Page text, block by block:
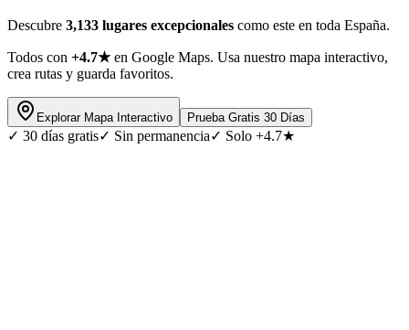
Descubre 3,133 lugares excepcionales como este en toda España.
Todos con +4.7★en Google Maps. Usa nuestro mapa interactivo,
crea rutas y guarda favoritos.
Explorar Mapa Interactivo Prueba Gratis 30 Días
✓ 30 días gratis✓ Sin permanencia✓ Solo +4.7★